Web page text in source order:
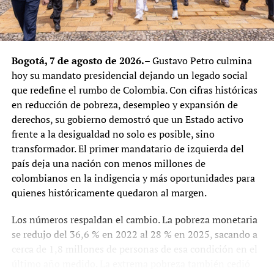
y tres áreas de afloramiento de aguas que consideraban
potencialmente contaminadas. También denunciaron un
túnel desde donde se bombeaba agua hacia camiones
mineros, con ruido y afectaciones que, según los
comuneros, impactaban en animales y actividades
agropecuarias. El propio expediente ambiental reconoce
condiciones de suelo predominantemente ácido y una
problemática de disponibilidad de agua para riego
durante la época seca.
Glencore, por su parte, sostiene que utiliza
principalmente agua reciclada y que, en temporada seca,
recurre a sumideros para extraer agua. Kalidas
Madhavpeddi, presidente del Consejo de Administración,
afirmó en 2024 que las comunidades cercanas usan agua
de manantial y que, desde la perspectiva de la empresa,
no existe relación entre esas fuentes y el agua utilizada
Bogotá, 7 de agosto de 2026.– Gustavo Petro culmina
hoy su mandato presidencial dejando un legado social
que redefine el rumbo de Colombia. Con cifras históricas
en reducción de pobreza, desempleo y expansión de
derechos, su gobierno demostró que un Estado activo
frente a la desigualdad no solo es posible, sino
transformador. El primer mandatario de izquierda del
país deja una nación con menos millones de
colombianos en la indigencia y más oportunidades para
quienes históricamente quedaron al margen.
Los números respaldan el cambio. La pobreza monetaria
se redujo del 36,6 % en 2022 al 28 % en 2025, sacando a
cerca de 1,8 millones de personas de esa condición en el